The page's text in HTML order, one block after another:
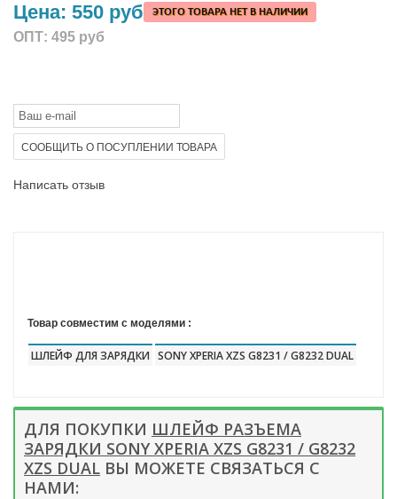
Цена: 550 руб
ОПТ: 495 руб
ЭТОГО ТОВАРА НЕТ В НАЛИЧИИ
СООБЩИТЬ О ПОСУПЛЕНИИ ТОВАРА
Написать отзыв
Товар совместим с моделями :
ШЛЕЙФ ДЛЯ ЗАРЯДКИ SONY XPERIA XZS G8231 / G8232 DUAL
ДЛЯ ПОКУПКИ ШЛЕЙФ РАЗЪЕМА
ЗАРЯДКИ SONY XPERIA XZS G8231 / G8232
XZS DUAL ВЫ МОЖЕТЕ СВЯЗАТЬСЯ С
НАМИ: